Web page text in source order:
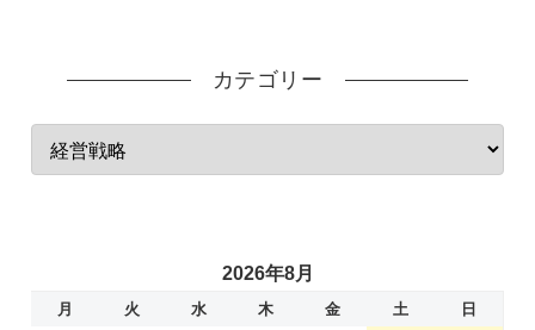
カテゴリー
2026年8月
月 火 水 木 金 土
日